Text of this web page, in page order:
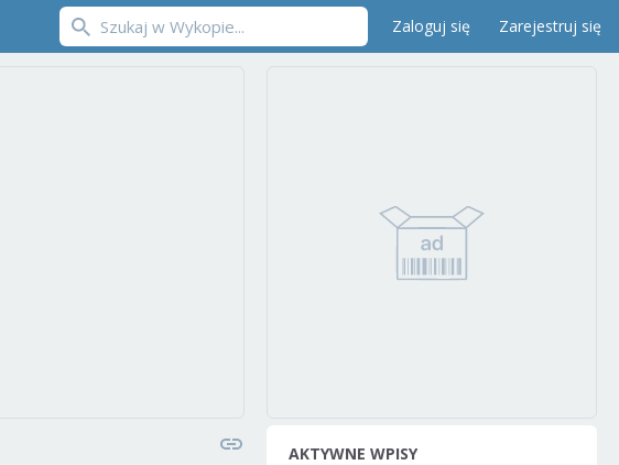
Zaloguj się Zarejestruj się
AKTYWNE WPISY